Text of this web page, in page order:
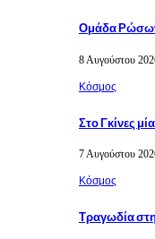
Ομάδα Ρώσων
8 Αυγούστου
Κόσμος
Στο Γκίνες
7 Αυγούστου
Κόσμος
Τραγωδία